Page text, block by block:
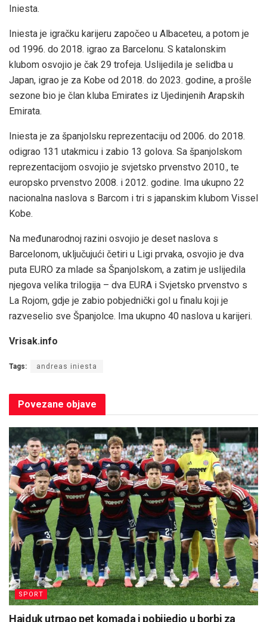
Iniesta.
Iniesta je igračku karijeru započeo u Albaceteu, a potom je
od 1996. do 2018. igrao za Barcelonu. S katalonskim
klubom osvojio je čak 29 trofeja. Uslijedila je selidba u
Japan, igrao je za Kobe od 2018. do 2023. godine, a prošle
sezone bio je član kluba Emirates iz Ujedinjenih Arapskih
Emirata.
Iniesta je za španjolsku reprezentaciju od 2006. do 2018.
odigrao 131 utakmicu i zabio 13 golova. Sa španjolskom
reprezentacijom osvojio je svjetsko prvenstvo 2010., te
europsko prvenstvo 2008. i 2012. godine. Ima ukupno 22
nacionalna naslova s ​​Barcom i tri s japanskim klubom Vissel
Kobe.
Na međunarodnoj razini osvojio je deset naslova s ​​
Barcelonom, uključujući četiri u Ligi prvaka, osvojio je dva
puta EURO za mlade sa Španjolskom, a zatim je uslijedila
njegova velika trilogija – dva EURA i Svjetsko prvenstvo s
La Rojom, gdje je zabio pobjednički gol u finalu koji je
razveselio sve Španjolce. Ima ukupno 40 naslova u karijeri.
Vrisak.info
Tags: andreas iniesta
Povezane objave
SPORT
Hajduk utrpao pet komada i pobijedio u borbi za